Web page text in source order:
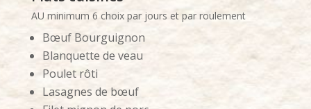
AU minimum 6 choix par jours et par roulement
Bœuf Bourguignon
Blanquette de veau
Poulet rôti
Lasagnes de bœuf